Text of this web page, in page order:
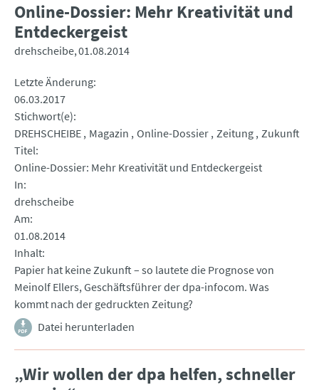
Online-Dossier: Mehr Kreativität und
Entdeckergeist
drehscheibe 01.08.2014
Letzte Änderung
06.03.2017
Stichwort(e)
DREHSCHEIBE Magazin Online-Dossier Zeitung Zukunft
Titel
Online-Dossier: Mehr Kreativität und Entdeckergeist
In
drehscheibe
Am
01.08.2014
Inhalt
Papier hat keine Zukunft – so lautete die Prognose von
Meinolf Ellers, Geschäftsführer der dpa-infocom. Was
kommt nach der gedruckten Zeitung?
Datei herunterladen
„Wir wollen der dpa helfen, schneller